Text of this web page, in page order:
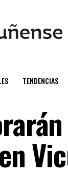
TENDENCIAS